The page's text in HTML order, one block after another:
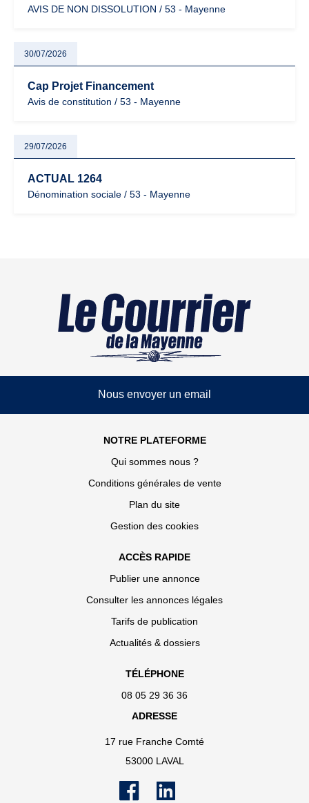
AVIS DE NON DISSOLUTION / 53 - Mayenne
30/07/2026
Cap Projet Financement
Avis de constitution / 53 - Mayenne
29/07/2026
ACTUAL 1264
Dénomination sociale / 53 - Mayenne
Nous envoyer un email
NOTRE PLATEFORME
Qui sommes nous ?
Conditions générales de vente
Plan du site
Gestion des cookies
ACCÈS RAPIDE
Publier une annonce
Consulter les annonces légales
Tarifs de publication
Actualités & dossiers
TÉLÉPHONE
08 05 29 36 36
ADRESSE
17 rue Franche Comté
53000 LAVAL